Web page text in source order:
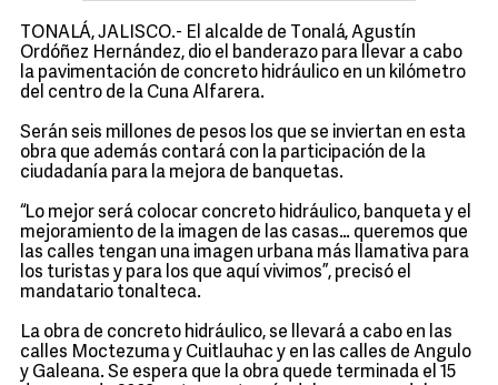
TONALÁ, JALISCO.- El alcalde de Tonalá, Agustín
Ordóñez Hernández, dio el banderazo para llevar a cabo
la pavimentación de concreto hidráulico en un kilómetro
del centro de la Cuna Alfarera.
Serán seis millones de pesos los que se inviertan en esta
obra que además contará con la participación de la
ciudadanía para la mejora de banquetas.
“Lo mejor será colocar concreto hidráulico, banqueta y el
mejoramiento de la imagen de las casas… queremos que
las calles tengan una imagen urbana más llamativa para
los turistas y para los que aquí vivimos”, precisó el
mandatario tonalteca.
La obra de concreto hidráulico, se llevará a cabo en las
calles Moctezuma y Cuitlauhac y en las calles de Angulo
y Galeana. Se espera que la obra quede terminada el 15